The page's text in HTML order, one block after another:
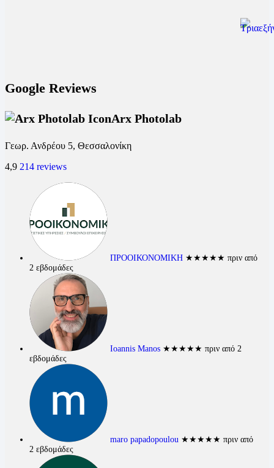
Google Reviews
Arx Photolab
Γεωρ. Ανδρέου 5, Θεσσαλονίκη
4,9 214 reviews
ΠΡΟΟΙΚΟΝΟΜΙΚΗ ★★★★★ πριν από
2 εβδομάδες
Ioannis Manos ★★★★★ πριν από 2
εβδομάδες
maro papadopoulou ★★★★★ πριν από
2 εβδομάδες